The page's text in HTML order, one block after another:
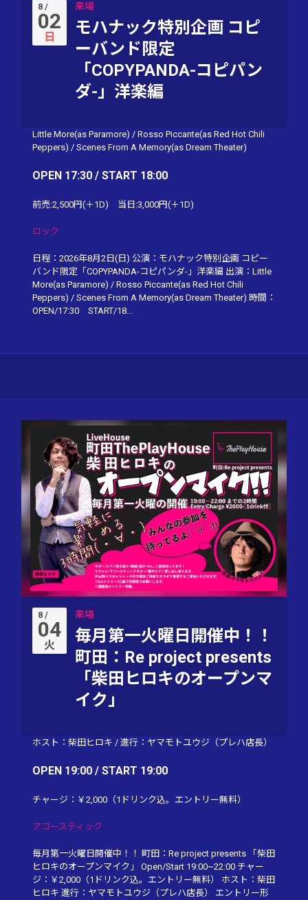
8 /
02
日
来場
モハナック特別企画 コピ
ーバンド限定
「COPYPANDA-コピパン
ダ-」洋楽編
Little More(as Paramore) / Rosso Piccante(as Red Hot Chili
Peppers) / Scenes From A Memory(as Dream Theater)
OPEN 17:30 / START 18:00
前売:2,500円(＋1D) 当日:3,000円(＋1D)
ロック
日程：2026年8月2日(日) 公演：モハナック特別企画 コピー
バンド限定「COPYPANDA-コピパンダ-」洋楽編 出演：Little
More(as Paramore) / Rosso Piccante(as Red Hot Chili
Peppers) / Scenes From A Memory(as Dream Theater) 時間：
OPEN/17:30 START/18...
8 /
04
火
来場
毎月第一火曜日開催中！！
町田：Re project presents
「柴田ヒロキのオープンマ
イク」
ホスト：柴田ヒロキ / 進行：ヤマモトユウジ（プレハ店長）
OPEN 19:00 / START 19:00
チャージ：￥2,000（1ドリンク込。エントリー無料）
アコースティック
毎月第一火曜日開催中！！ 町田：Re project presents 「柴田
ヒロキのオープンマイク」 Open/Start 19:00~22:00 チャー
ジ：￥2,000（1ドリンク込。エントリー無料） ホスト：柴田
ヒロキ 進行：ヤマモトユウジ（プレハ店長） エントリー形